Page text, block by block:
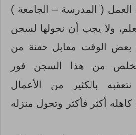
( المدرسة – الجامعة )
ولا يجب أن نحولها لسجن
بعض الوقت مقابل حفنة من
يتخلص من هذا السجن فور
بالكثير من الأعمال
كاهله أكثر فأكثر وتحول منزله